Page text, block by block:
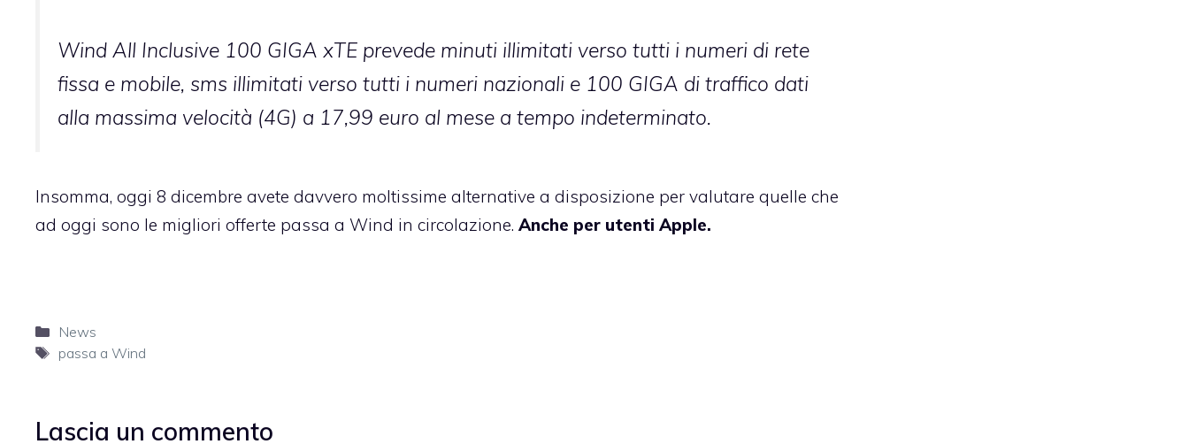
Wind All Inclusive 100 GIGA xTE prevede minuti illimitati verso tutti i numeri di rete
fissa e mobile, sms illimitati verso tutti i numeri nazionali e 100 GIGA di traffico dati
alla massima velocità (4G) a 17,99 euro al mese a tempo indeterminato.
Insomma, oggi 8 dicembre avete davvero moltissime alternative a disposizione per valutare quelle che
ad oggi sono le migliori offerte passa a Wind in circolazione. Anche per utenti Apple.
Categorie
News
Tag
passa a Wind
Lascia un commento